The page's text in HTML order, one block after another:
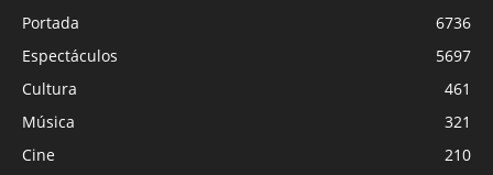
Portada
6736
Espectáculos
5697
Cultura
461
Música
321
Cine
210